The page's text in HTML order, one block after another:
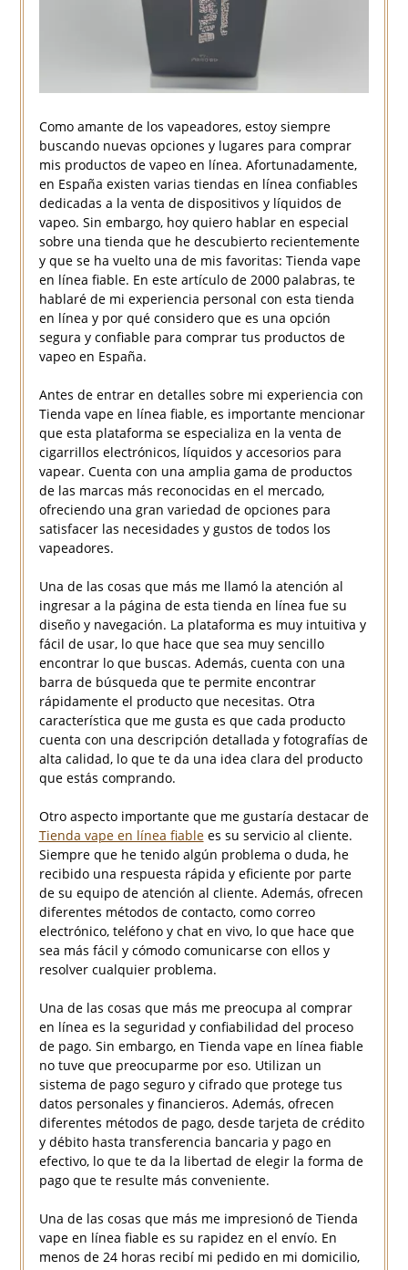
Como amante de los vapeadores, estoy siempre
buscando nuevas opciones y lugares para comprar
mis productos de vapeo en línea. Afortunadamente,
en España existen varias tiendas en línea confiables
dedicadas a la venta de dispositivos y líquidos de
vapeo. Sin embargo, hoy quiero hablar en especial
sobre una tienda que he descubierto recientemente
y que se ha vuelto una de mis favoritas: Tienda vape
en línea fiable. En este artículo de 2000 palabras, te
hablaré de mi experiencia personal con esta tienda
en línea y por qué considero que es una opción
segura y confiable para comprar tus productos de
vapeo en España.
Antes de entrar en detalles sobre mi experiencia con
Tienda vape en línea fiable, es importante mencionar
que esta plataforma se especializa en la venta de
cigarrillos electrónicos, líquidos y accesorios para
vapear. Cuenta con una amplia gama de productos
de las marcas más reconocidas en el mercado,
ofreciendo una gran variedad de opciones para
satisfacer las necesidades y gustos de todos los
vapeadores.
Una de las cosas que más me llamó la atención al
ingresar a la página de esta tienda en línea fue su
diseño y navegación. La plataforma es muy intuitiva y
fácil de usar, lo que hace que sea muy sencillo
encontrar lo que buscas. Además, cuenta con una
barra de búsqueda que te permite encontrar
rápidamente el producto que necesitas. Otra
característica que me gusta es que cada producto
cuenta con una descripción detallada y fotografías de
alta calidad, lo que te da una idea clara del producto
que estás comprando.
Otro aspecto importante que me gustaría destacar de
Tienda vape en línea fiablees su servicio al cliente.
Siempre que he tenido algún problema o duda, he
recibido una respuesta rápida y eficiente por parte
de su equipo de atención al cliente. Además, ofrecen
diferentes métodos de contacto, como correo
electrónico, teléfono y chat en vivo, lo que hace que
sea más fácil y cómodo comunicarse con ellos y
resolver cualquier problema.
Una de las cosas que más me preocupa al comprar
en línea es la seguridad y confiabilidad del proceso
de pago. Sin embargo, en Tienda vape en línea fiable
no tuve que preocuparme por eso. Utilizan un
sistema de pago seguro y cifrado que protege tus
datos personales y financieros. Además, ofrecen
diferentes métodos de pago, desde tarjeta de crédito
y débito hasta transferencia bancaria y pago en
efectivo, lo que te da la libertad de elegir la forma de
pago que te resulte más conveniente.
Una de las cosas que más me impresionó de Tienda
vape en línea fiable es su rapidez en el envío. En
menos de 24 horas recibí mi pedido en mi domicilio,